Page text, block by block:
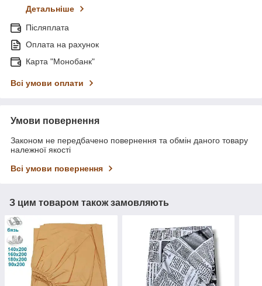
Детальніше
Післяплата
Оплата на рахунок
Карта "Монобанк"
Всі умови оплати
Умови повернення
Законом не передбачено повернення та обмін даного товару
належної якості
Всі умови повернення
З цим товаром також замовляють